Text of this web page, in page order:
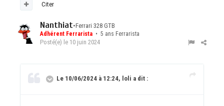
Citer
Nanthiat•Ferrari 328 GTB
Adhérent Ferrarista • 5 ans Ferrarista
Posté(e) le 10 juin 2024
Le 10/06/2024 à 12:24, loli a dit :